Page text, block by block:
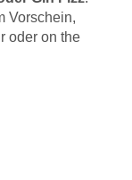
Vorschein,
oder on the